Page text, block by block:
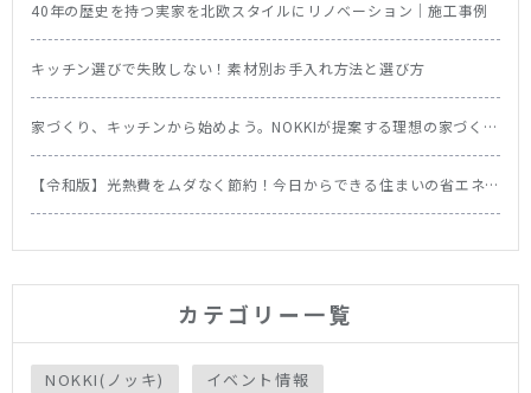
40年の歴史を持つ実家を北欧スタイルにリノベーション｜施工事例
キッチン選びで失敗しない！素材別お手入れ方法と選び方
家づくり、キッチンから始めよう。NOKKIが提案する理想の家づくり
【令和版】光熱費をムダなく節約！今日からできる住まいの省エネ
カテゴリー一覧
NOKKI(ノッキ)
イベント情報